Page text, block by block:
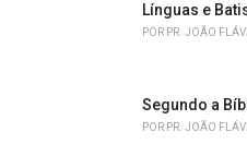
Línguas e
POR PR. JOÃO
Segundo a
POR PR. JOÃO